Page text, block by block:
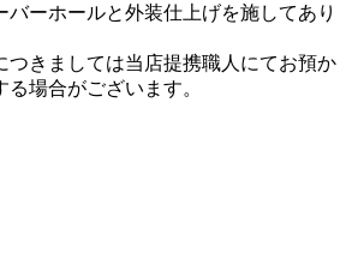
バーホールと外装仕上げを施してあり
つきましては当店提携職人にてお預か
場合がございます。